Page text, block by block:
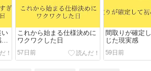
い
これから始まる仕様決めに
ワクワクした日
57日前
間取りが確定
じた現実感
59日前